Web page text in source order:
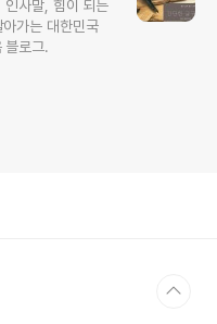
사말, 힘이 되는
가는 대한민국
블로그.